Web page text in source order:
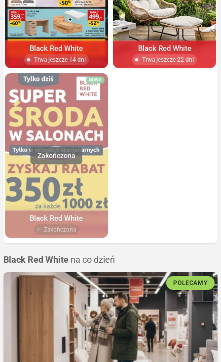
Black Red White
Trwa jeszcze 14 dni
Black Red White
Trwa jeszcze 22 dni
NOWA
Black Red White
Zakończona
Black Red White na co dzień
POLECAMY